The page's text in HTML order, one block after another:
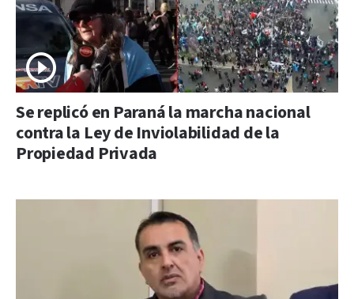
Se replicó en Paraná la marcha nacional
contra la Ley de Inviolabilidad de la
Propiedad Privada